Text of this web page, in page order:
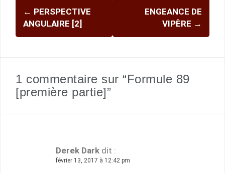
Navigation
d'article
← PERSPECTIVE
ANGULAIRE [2]
ENGEANCE DE
VIPÈRE →
1 commentaire sur “Formule 89
[première partie]”
Derek Dark dit :
février 13, 2017 à 12:42 pm